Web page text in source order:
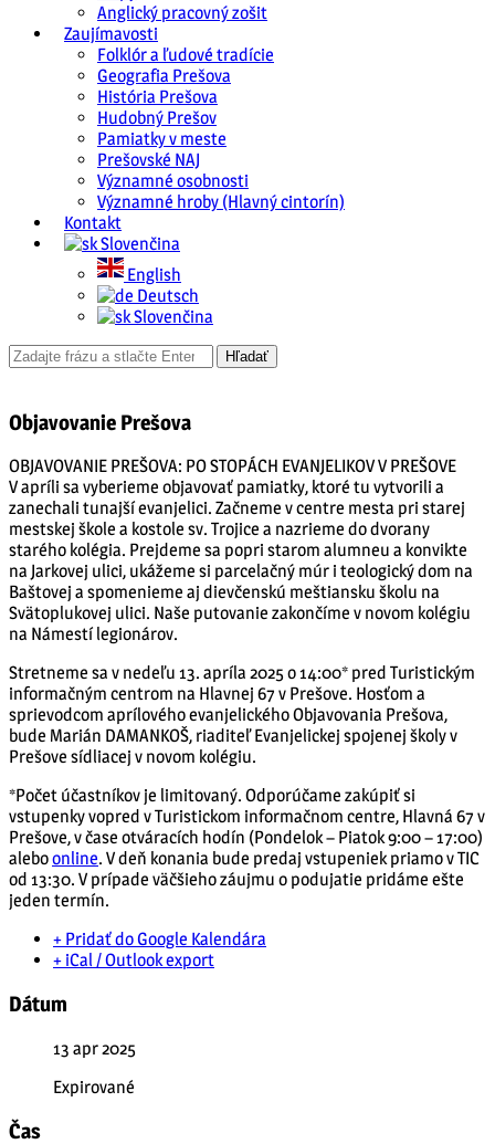
Anglický pracovný zošit
Zaujímavosti
Folklór a ľudové tradície
Geografia Prešova
História Prešova
Hudobný Prešov
Pamiatky v meste
Prešovské NAJ
Významné osobnosti
Významné hroby (Hlavný cintorín)
Kontakt
Slovenčina
English
Deutsch
Slovenčina
Objavovanie Prešova
OBJAVOVANIE PREŠOVA: PO STOPÁCH EVANJELIKOV V PREŠOVE
V apríli sa vyberieme objavovať pamiatky, ktoré tu vytvorili a
zanechali tunajší evanjelici. Začneme v centre mesta pri starej
mestskej škole a kostole sv. Trojice a nazrieme do dvorany
starého kolégia. Prejdeme sa popri starom alumneu a konvikte
na Jarkovej ulici, ukážeme si parcelačný múr i teologický dom na
Baštovej a spomenieme aj dievčenskú meštiansku školu na
Svätoplukovej ulici. Naše putovanie zakončíme v novom kolégiu
na Námestí legionárov.
Stretneme sa v nedeľu 13. apríla 2025 o 14:00* pred Turistickým
informačným centrom na Hlavnej 67 v Prešove. Hosťom a
sprievodcom aprílového evanjelického Objavovania Prešova,
bude Marián DAMANKOŠ, riaditeľ Evanjelickej spojenej školy v
Prešove sídliacej v novom kolégiu.
*Počet účastníkov je limitovaný. Odporúčame zakúpiť si
vstupenky vopred v Turistickom informačnom centre, Hlavná 67 v
Prešove, v čase otváracích hodín (Pondelok – Piatok 9:00 – 17:00)
aleboonline. V deň konania bude predaj vstupeniek priamo v TIC
od 13:30. V prípade väčšieho záujmu o podujatie pridáme ešte
jeden termín.
+ Pridať do Google Kalendára
+ iCal / Outlook export
Dátum
13 apr 2025
Expirované
Čas